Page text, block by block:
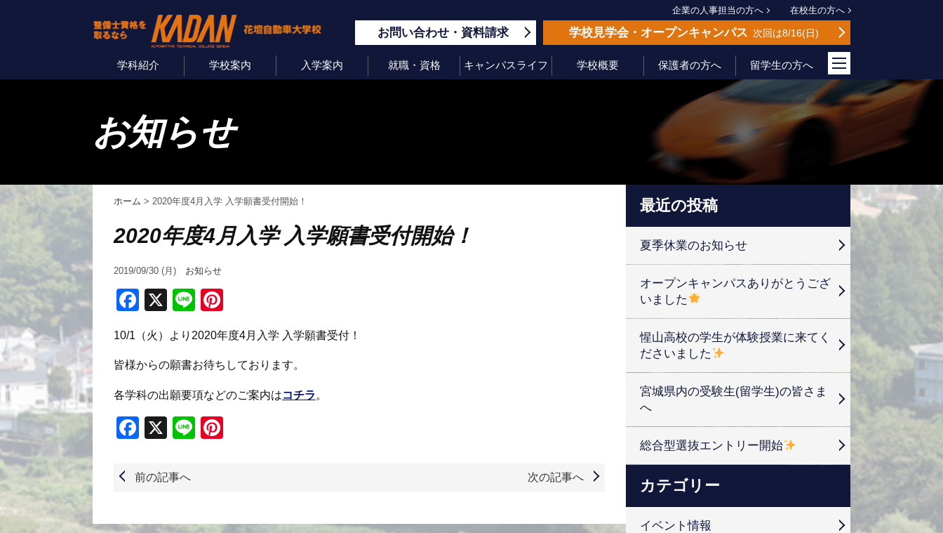
企業の人事担当の方へ 在校生の方へ
お問い合わせ 資料請求 学校見学会 オープンキャンパス 次回は8/16 日
学科紹介 学校案内 入学案内 就職・資格 キャンパスライフ 学校概要 保護者の方へ 留学生の方へ
お知らせ
ホーム > 2020年度4月入学 入学願書受付開始！
2020年度4月入学 入学願書受付開始！
2019/09/30 (月) お知らせ
Facebook
X Line
10/1（火）より2020年度4月入学 入学願書受付！
皆様からの願書お待ちしております。
各学科の出願要項などのご案内はコチラ 。
Facebook
X Line
前の記事へ 次の記事へ
最近の投稿
夏季休業のお知らせ
オープンキャンパスありがとうござ
いました
惺山高校の学生が体験授業に来てく
ださいました
宮城県内の受験生(留学生)の皆さま
へ
総合型選抜エントリー開始
カテゴリー
イベント情報